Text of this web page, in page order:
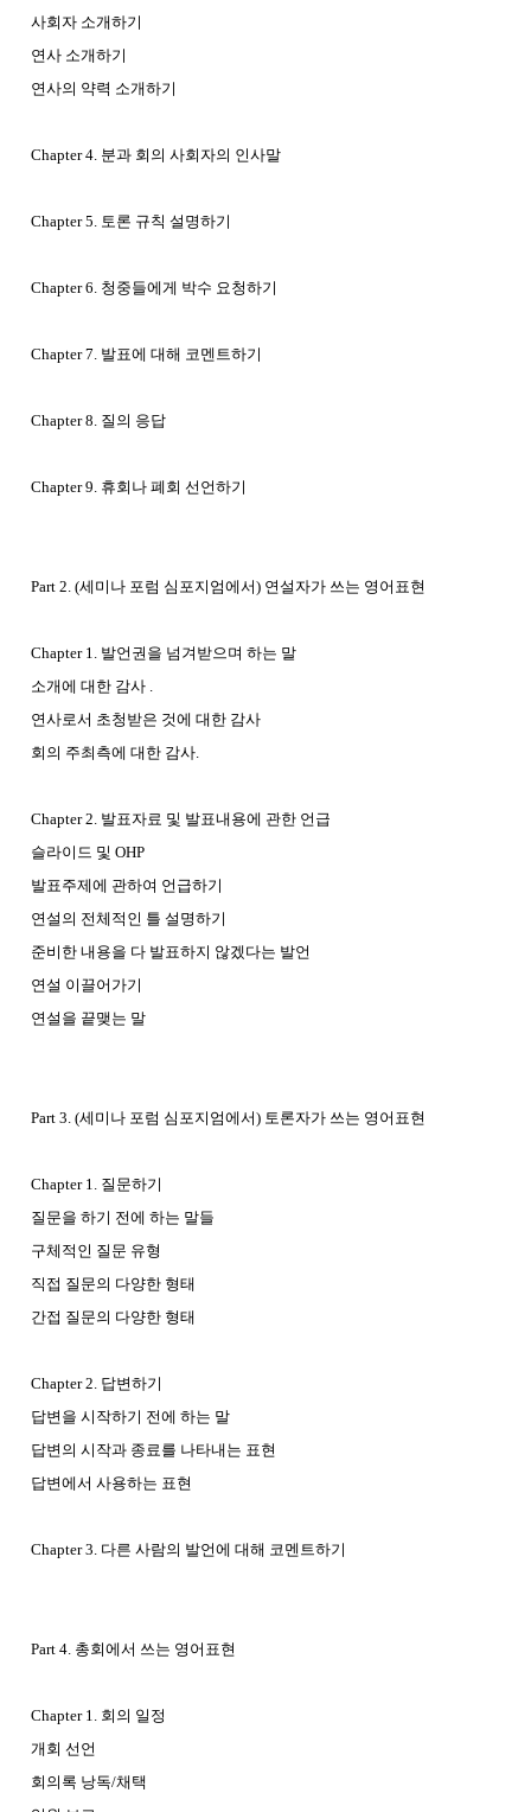
사회자 소개하기
연사 소개하기
연사의 약력 소개하기
Chapter 4. 분과 회의 사회자의 인사말
Chapter 5. 토론 규칙 설명하기
Chapter 6. 청중들에게 박수 요청하기
Chapter 7. 발표에 대해 코멘트하기
Chapter 8. 질의 응답
Chapter 9. 휴회나 폐회 선언하기
Part 2. (세미나 포럼 심포지엄에서) 연설자가 쓰는 영어표현
Chapter 1. 발언권을 넘겨받으며 하는 말
소개에 대한 감사 .
연사로서 초청받은 것에 대한 감사
회의 주최측에 대한 감사.
Chapter 2. 발표자료 및 발표내용에 관한 언급
슬라이드 및 OHP
발표주제에 관하여 언급하기
연설의 전체적인 틀 설명하기
준비한 내용을 다 발표하지 않겠다는 발언
연설 이끌어가기
연설을 끝맺는 말
Part 3. (세미나 포럼 심포지엄에서) 토론자가 쓰는 영어표현
Chapter 1. 질문하기
질문을 하기 전에 하는 말들
구체적인 질문 유형
직접 질문의 다양한 형태
간접 질문의 다양한 형태
Chapter 2. 답변하기
답변을 시작하기 전에 하는 말
답변의 시작과 종료를 나타내는 표현
답변에서 사용하는 표현
Chapter 3. 다른 사람의 발언에 대해 코멘트하기
Part 4. 총회에서 쓰는 영어표현
Chapter 1. 회의 일정
개회 선언
회의록 낭독/채택